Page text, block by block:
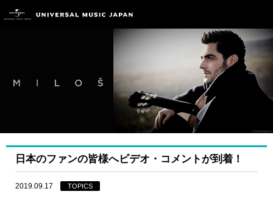
日本のファンの皆様へビデオ・コメントが到着！
2019.09.17 TOPICS